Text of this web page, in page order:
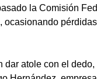
la Comisión
ocasionando
dar atole con el